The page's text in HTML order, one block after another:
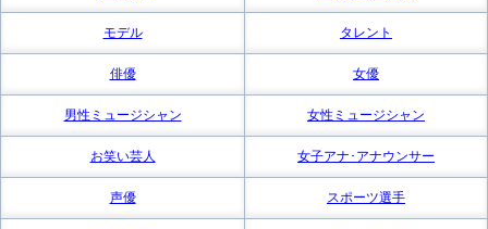
モデル タレント
俳優 女優
男性ミュージシャン 女性ミュージシャン
お笑い芸人 女子アナ･アナウンサー
声優 スポーツ選手